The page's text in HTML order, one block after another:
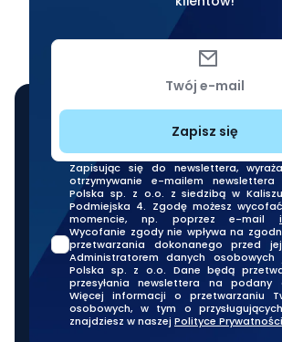
Twój e-mail
Zapisz się
Zapisując się do newslettera,
otrzymywanie e-mailem newslettera
Polska sp. z o.o. z siedzibą w
Podmiejska 4. Zgodę możesz
momencie, np. poprzez e-mail
Wycofanie zgody nie wpływa na
przetwarzania dokonanego przed
Administratorem danych osobowych
Polska sp. z o.o. Dane będą
przesyłania newslettera na podany
Więcej informacji o przetwarzaniu
osobowych, w tym o
znajdziesz w naszej Polityce Prywatności
Nasze oddziały stacjonarne